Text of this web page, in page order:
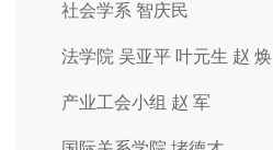
社会学系 智庆民
法学院 吴亚平 叶元生 赵 焕
产业工会小组 赵 军